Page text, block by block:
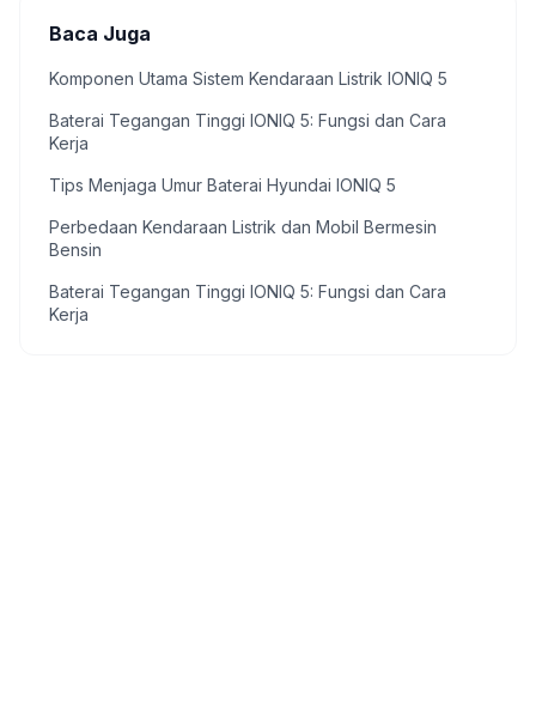
Baca Juga
Komponen Utama Sistem Kendaraan Listrik IONIQ 5
Baterai Tegangan Tinggi IONIQ 5: Fungsi dan Cara
Kerja
Tips Menjaga Umur Baterai Hyundai IONIQ 5
Perbedaan Kendaraan Listrik dan Mobil Bermesin
Bensin
Baterai Tegangan Tinggi IONIQ 5: Fungsi dan Cara
Kerja